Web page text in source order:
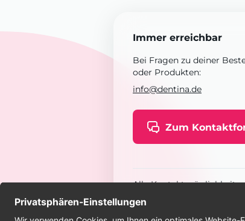
Immer erreichbar
Bei Fragen zu deiner
oder Produkten:
info@dentina.de
Zum
Alle